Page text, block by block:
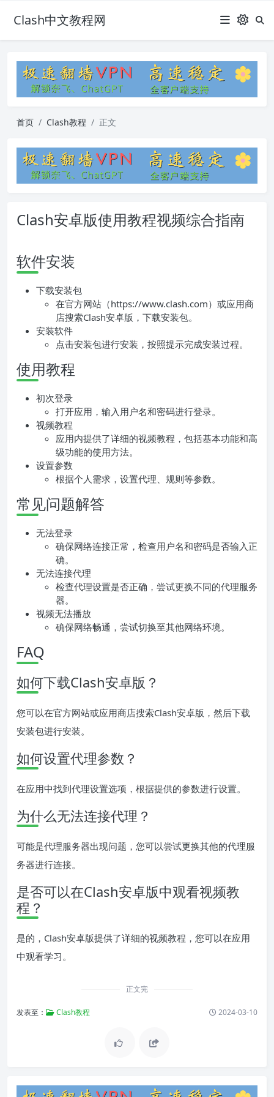
Clash中文教程网
首页 Clash教程 正文
Clash安卓版使用教程视频综合指南
软件安装
下载安装包
在官方网站（https://www.clash.com）或应用商
店搜索Clash安卓版，下载安装包。
安装软件
点击安装包进行安装，按照提示完成安装过程。
使用教程
初次登录
打开应用，输入用户名和密码进行登录。
视频教程
应用内提供了详细的视频教程，包括基本功能和高
级功能的使用方法。
设置参数
根据个人需求，设置代理、规则等参数。
常见问题解答
无法登录
确保网络连接正常，检查用户名和密码是否输入正
确。
无法连接代理
检查代理设置是否正确，尝试更换不同的代理服务
器。
视频无法播放
确保网络畅通，尝试切换至其他网络环境。
FAQ
如何下载Clash安卓版？
您可以在官方网站或应用商店搜索Clash安卓版，然后下载
安装包进行安装。
如何设置代理参数？
在应用中找到代理设置选项，根据提供的参数进行设置。
为什么无法连接代理？
可能是代理服务器出现问题，您可以尝试更换其他的代理服
务器进行连接。
是否可以在Clash安卓版中观看视频教
程？
是的，Clash安卓版提供了详细的视频教程，您可以在应用
中观看学习。
正文完
发表至： Clash教程 2024-03-10